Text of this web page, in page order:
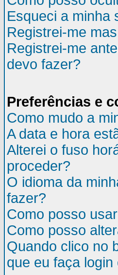
Esqueci a minha
Registrei-me
Registrei-me
devo fazer?
Preferências e
Como mudo a
A data e hora
Alterei o fuso
proceder?
O idioma da
fazer?
Como posso
Como posso
Quando clico no
que eu faça